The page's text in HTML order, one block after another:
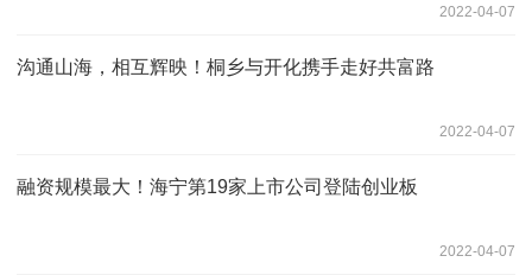
2022-04-07
沟通山海，相互辉映！桐乡与开化携手走好共富路
2022-04-07
融资规模最大！海宁第19家上市公司登陆创业板
2022-04-07